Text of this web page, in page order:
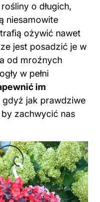
o długich,
niesamowite
ożywić nawet
jest posadzić je w
od mroźnych
w pełni
im
gdyż jak prawdziwe
zachwycić nas